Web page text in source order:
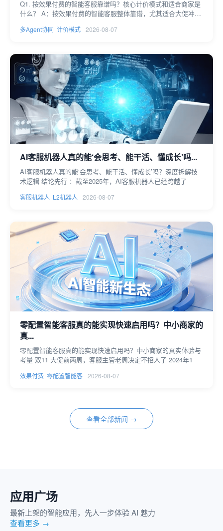
Q1. 按效果付费的智能客服靠谱吗？核心计价模式和适合商家是
什么？ A：按效果付费的智能客服整体靠谱，尤其适合大促冲刺
多Agent协同 计价模式 2026-08-07
AI客服机器人真的能‘会思考、能干活、懂成长’吗...
AI客服机器人真的能‘会思考、能干活、懂成长’吗？深度拆解技
术逻辑 结论先行 ：截至2025年，AI客服机器人已经跨越了
客服机器人 L2机器人 2026-08-07
零配置智能客服真的能实现快速启用吗？中小商家的
真...
零配置智能客服真的能实现快速启用吗？中小商家的真实体验与
考量 双11 大促前两周，客服主管老周决定不招人了 2024年1
效果付费 零配置智能客 2026-08-07
查看全部新闻 →
应用广场
最新上架的智能应用，先人一步体验 AI 魅力
查看更多 →